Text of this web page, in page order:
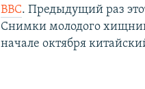
BBC. Предыдущий раз
Снимки молодого
начале октября